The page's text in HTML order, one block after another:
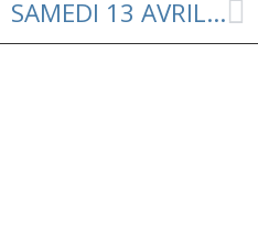
SAMEDI 13 AVRIL : QUINE DU FOOT A SEGUR ⚽️